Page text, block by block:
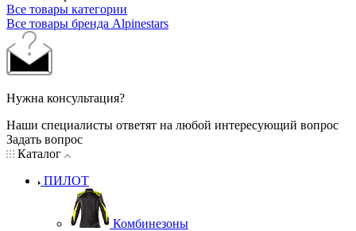
Все товары категории
Все товары бренда Alpinestars
Нужна консультация?
Наши специалисты ответят на любой интересующий вопрос
Задать вопрос
Каталог
ПИЛОТ
Комбинезоны